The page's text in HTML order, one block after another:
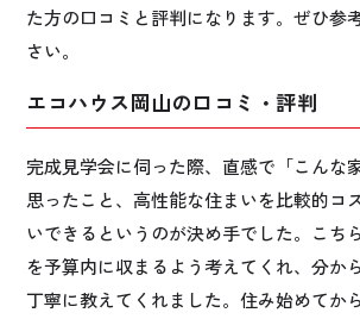
た方の口コミと評判になります。ぜひ参
さい。
エコハウス岡山の口コミ・評判
完成見学会に伺った際、直感で「こんな
思ったこと、高性能な住まいを比較的コ
いできるというのが決め手でした。こち
を予算内に収まるよう考えてくれ、分か
丁寧に教えてくれました。住み始めてか